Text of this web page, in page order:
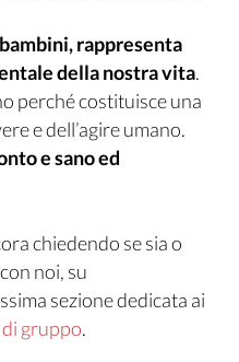
rappresenta
della nostra vita.
perché costituisce una
e dell’agire umano.
e sano ed
chiedendo se sia o
noi, su
sezione dedicata ai
gruppo.